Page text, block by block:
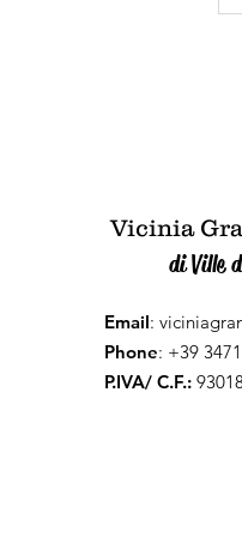
Vicinia
di Ville
Email:
Phone: +39
P.IVA/ C.F.: